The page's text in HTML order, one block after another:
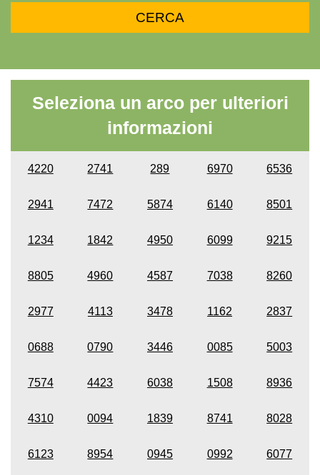
Seleziona un arco per ulteriori
informazioni
4220 2741 289 6970 6536
2941 7472 5874 6140 8501
1234 1842 4950 6099 9215
8805 4960 4587 7038 8260
2977 4113 3478 1162 2837
0688 0790 3446 0085 5003
7574 4423 6038 1508 8936
4310 0094 1839 8741 8028
6123 8954 0945 0992 6077